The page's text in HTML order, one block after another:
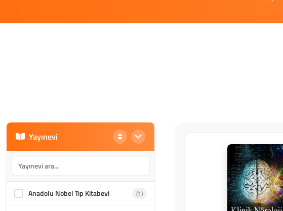
Yayınevi
Anadolu Nobel Tıp Kitabevi (1)